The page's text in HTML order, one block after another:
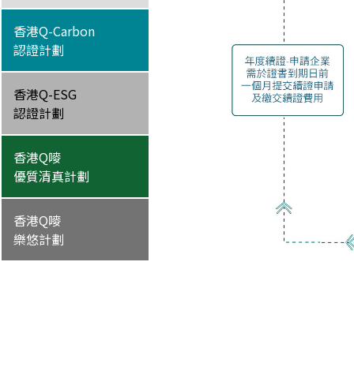
香港Q-Carbon
認證計劃
香港Q-ESG
認證計劃
香港Q嘜
優質清真計劃
香港Q嘜
樂悠計劃